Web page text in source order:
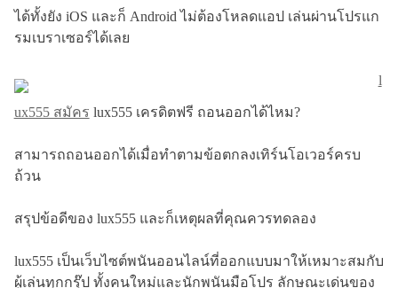
ได้ทั้งยัง iOS และก็ Android ไม่ต้องโหลดแอป เล่นผ่านโปรแก
รมเบราเซอร์ได้เลย
l
ux555 สมัคร lux555 เครดิตฟรี ถอนออกได้ไหม?
สามารถถอนออกได้เมื่อทำตามข้อตกลงเทิร์นโอเวอร์ครบ
ถ้วน
สรุปข้อดีของ lux555 และก็เหตุผลที่คุณควรทดลอง
lux555 เป็นเว็บไซต์พนันออนไลน์ที่ออกแบบมาให้เหมาะสมกับ
ผู้เล่นทุกกรุ๊ป ทั้งคนใหม่และนักพนันมือโปร ลักษณะเด่นของ